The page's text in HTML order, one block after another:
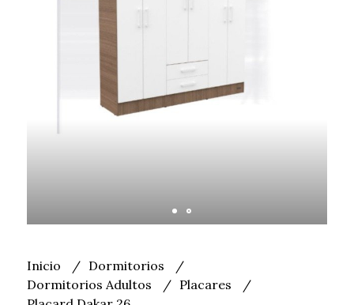
Inicio
Dormitorios
Dormitorios Adultos
Placares